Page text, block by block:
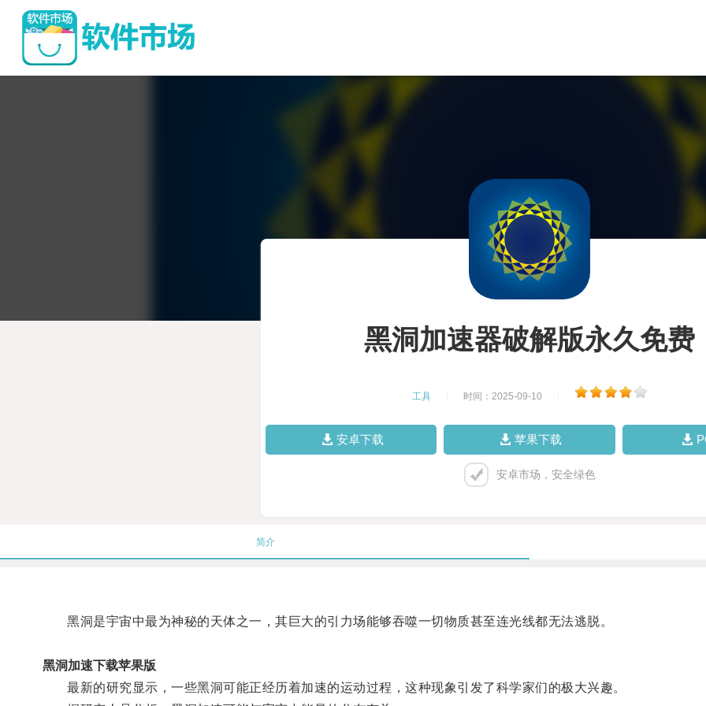
黑洞加速器破解版永久免费
工具 时间：2025-09-10
安卓下载 苹果下载
安卓市场，安全绿色
简介
黑洞是宇宙中最为神秘的天体之一，其巨大的引力场能够吞噬一切物质甚至连光线都无法逃脱。
黑洞加速下载苹果版
最新的研究显示，一些黑洞可能正经历着加速的运动过程，这种现象引发了科学家们的极大兴趣。